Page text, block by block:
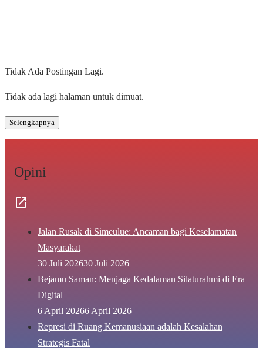
Tidak Ada Postingan Lagi.
Tidak ada lagi halaman untuk dimuat.
Selengkapnya
Opini
Jalan Rusak di Simeulue: Ancaman bagi Keselamatan
Masyarakat
30 Juli 202630 Juli 2026
Bejamu Saman: Menjaga Kedalaman Silaturahmi di Era
Digital
6 April 20266 April 2026
Represi di Ruang Kemanusiaan adalah Kesalahan
Strategis Fatal